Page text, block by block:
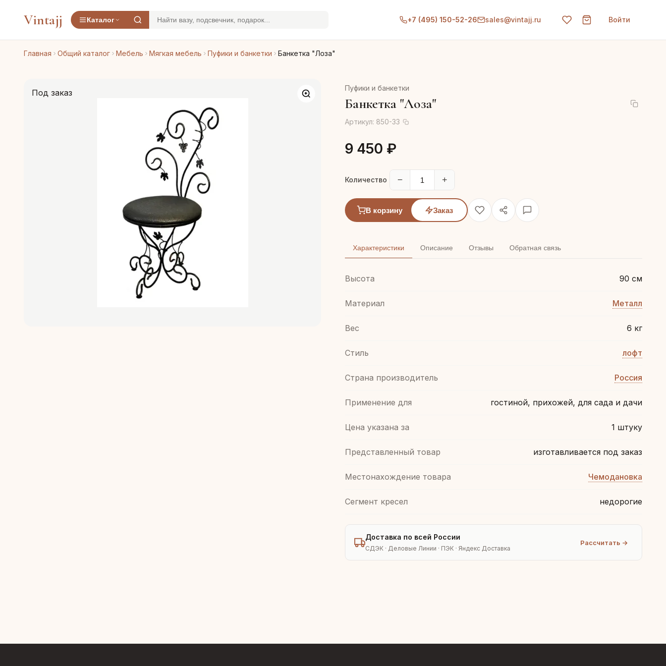
Vintajj Каталог +7 (495) 150-52-26 sales@vintajj.ru Войти
Главная Общий каталог Мебель Мягкая мебель Пуфики и банкетки Банкетка "Лоза"
Под заказ Пуфики и банкетки
Банкетка "Лоза"
Артикул: 850-33
9 450 ₽
Количество − +
В корзину Заказ
Характеристики Описание Отзывы Обратная связь
Высота 90 см
Материал Металл
Вес 6 кг
Стиль лофт
Страна производитель Россия
Применение для гостиной, прихожей, для сада и дачи
Цена указана за 1 штуку
Представленный товар изготавливается под заказ
Местонахождение товара Чемодановка
Сегмент кресел недорогие
Доставка по всей России
СДЭК · Деловые Линии · ПЭК · Яндекс Доставка
Рассчитать →